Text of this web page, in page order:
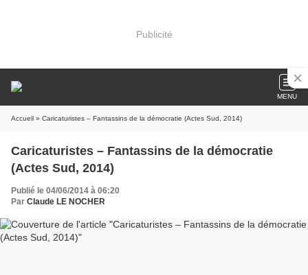
Publicité
MENU
Accueil » Caricaturistes – Fantassins de la démocratie (Actes Sud, 2014)
Caricaturistes – Fantassins de la démocratie
(Actes Sud, 2014)
Publié le 04/06/2014 à 06:20
Par Claude LE NOCHER